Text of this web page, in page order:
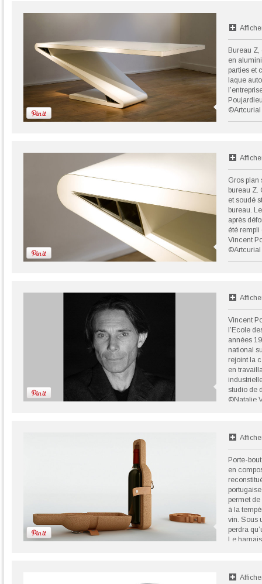
Bureau
en
parties et
laque
©Artcurial
Gros plan
bureau Z.
et soudé
bureau.
après
été rempli
Vincent
©Artcurial
Vincent
l’Ecole
années
national
rejoint la
en
studio de
©Natalie
Porte-
en
permet de
à la
vin. Sous
perdra
Le
©Nicolas